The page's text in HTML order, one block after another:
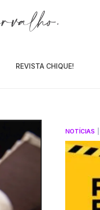
REVISTA CHIQUE!
NOTÍCIAS